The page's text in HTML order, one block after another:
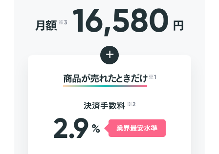
月額 ※3 16,580 円
+
商品が売れたときだけ ※1
決済手数料 ※2
2.9 % 業界最安水準